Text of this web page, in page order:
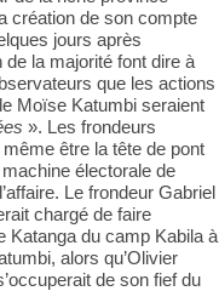
création de son compte
jours après
de la majorité font dire à
que les actions
Moïse Katumbi seraient
». Les frondeurs
même être la tête de pont
électorale de
Le frondeur Gabriel
chargé de faire
Katanga du camp Kabila à
alors qu’Olivier
de son fief du